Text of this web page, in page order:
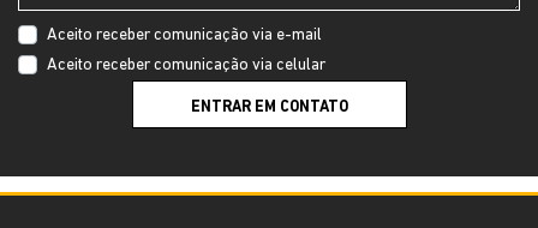
Aceito receber comunicação via e-mail
Aceito receber comunicação via celular
ENTRAR EM CONTATO